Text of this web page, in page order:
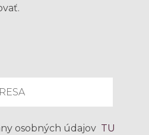
osobných údajov TU